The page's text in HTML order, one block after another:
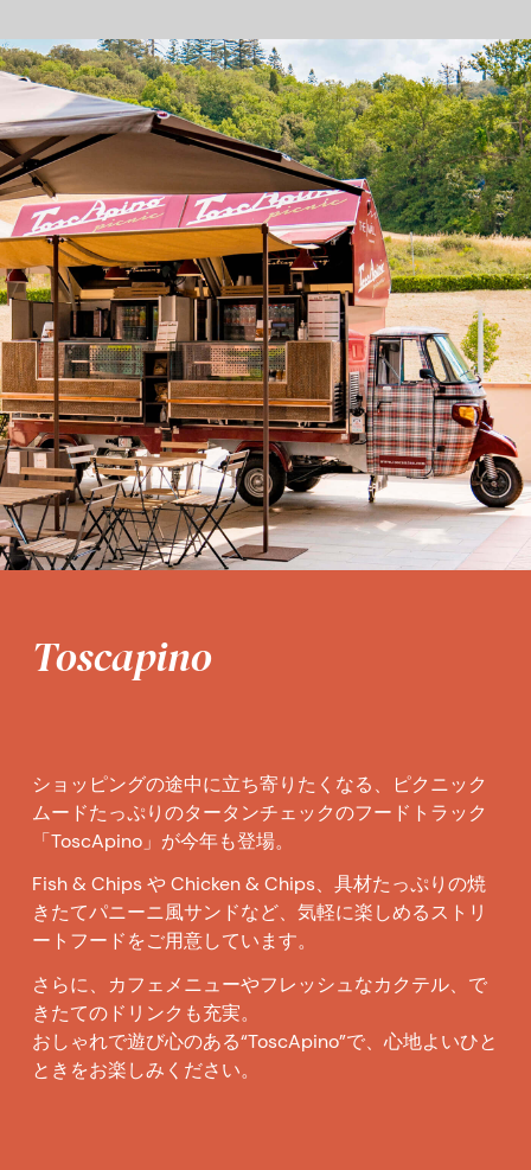
Toscapino
ショッピングの途中に立ち寄りたくなる、ピクニック
ムードたっぷりのタータンチェックのフードトラック
「ToscApino」が今年も登場。
Fish & Chips や Chicken & Chips、具材たっぷりの焼
きたてパニーニ風サンドなど、気軽に楽しめるストリ
ートフードをご用意しています。
さらに、カフェメニューやフレッシュなカクテル、で
きたてのドリンクも充実。
おしゃれで遊び心のある“ToscApino”で、心地よいひと
ときをお楽しみください。